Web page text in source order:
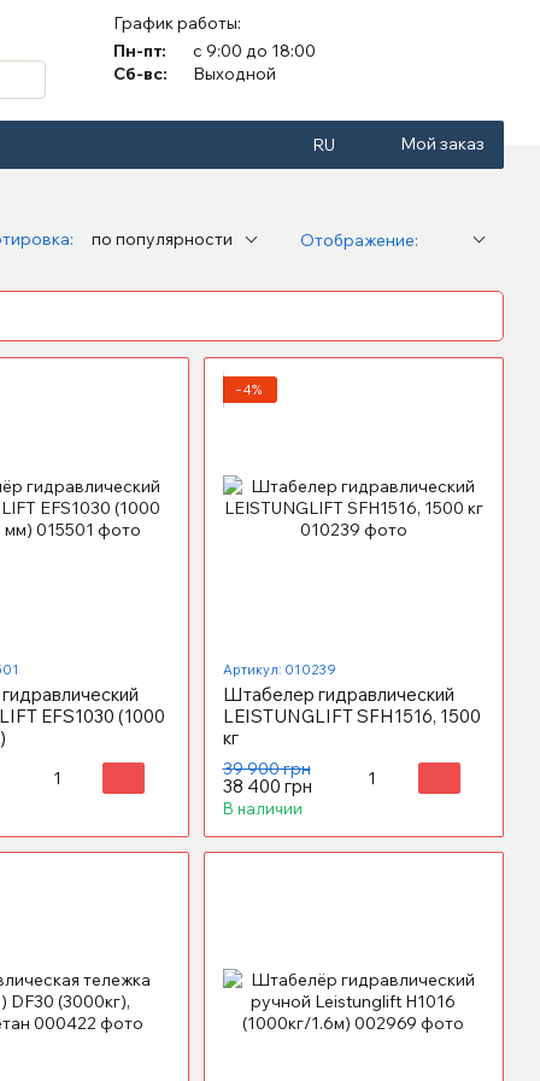
График работы:
Пн-пт:
с 9:00 до 18:00
Сб-вс:
Выходной
RU Мой заказ
по популярности Отображение:
EFS1030 (1000
−4%
Артикул: 010239
Штабелер гидравлический
LEISTUNGLIFT SFH1516, 1500
кг
39 900 грн
38 400 грн
В наличии